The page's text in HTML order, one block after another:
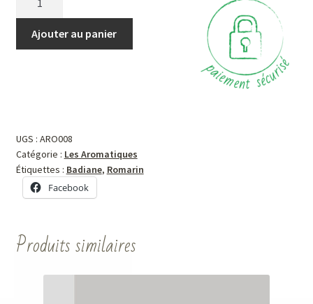
Ajouter au panier
UGS : ARO008
Catégorie : Les Aromatiques
Étiquettes : Badiane, Romarin
Facebook
Produits similaires